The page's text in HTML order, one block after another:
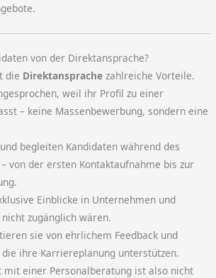
von der Direktansprache?
die Direktansprache zahlreiche Vorteile.
weil ihr Profil zu einer
– keine Massenbewerbung, sondern eine
begleiten Kandidaten während des
von der ersten Kontaktaufnahme bis zur
Einblicke in Unternehmen und
zugänglich wären.
sie von ehrlichem Feedback und
ihre Karriereplanung unterstützen.
mit einer Personalberatung ist also nicht